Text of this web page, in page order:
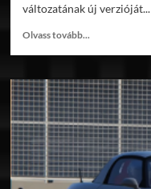
változatának új verzióját...
Olvass tovább...
AC
Porsche
997
R-
GT
Rally
v1.3